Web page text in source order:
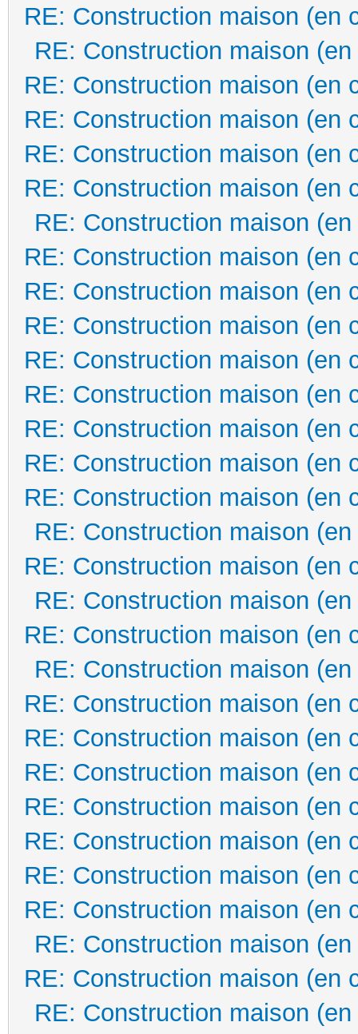
RE: Construction maison (en
RE: Construction maison
RE: Construction maison (en
RE: Construction maison (en
RE: Construction maison (en
RE: Construction maison (en
RE: Construction maison
RE: Construction maison (en
RE: Construction maison (en
RE: Construction maison (en
RE: Construction maison (en
RE: Construction maison (en
RE: Construction maison (en
RE: Construction maison (en
RE: Construction maison (en
RE: Construction maison
RE: Construction maison (en
RE: Construction maison
RE: Construction maison (en
RE: Construction maison
RE: Construction maison (en
RE: Construction maison (en
RE: Construction maison (en
RE: Construction maison (en
RE: Construction maison (en
RE: Construction maison (en
RE: Construction maison (en
RE: Construction maison
RE: Construction maison (en
RE: Construction maison